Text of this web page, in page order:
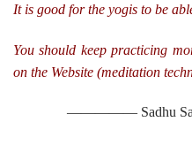
It is good for the yogis to be
You should keep practicing
on the Website (meditation
————— Sadhu